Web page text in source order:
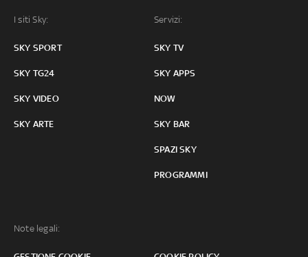
I siti Sky:
SKY SPORT
SKY TG24
SKY VIDEO
SKY ARTE
Servizi:
SKY TV
SKY APPS
NOW
SKY BAR
SPAZI SKY
PROGRAMMI
Note legali: